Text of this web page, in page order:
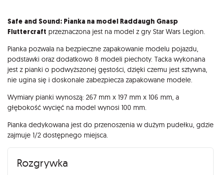
Opis
Safe and Sound: Pianka na model Raddaugh Gnasp
Fluttercraft przeznaczona jest na model z gry Star Wars Legion.
Pianka pozwala na bezpieczne zapakowanie modelu pojazdu,
podstawki oraz dodatkowo 8 modeli piechoty. Tacka wykonana
jest z pianki o podwyższonej gęstości, dzięki czemu jest sztywna,
nie ugina się i doskonale zabezpiecza zapakowane modele.
Wymiary pianki wynoszą: 267 mm x 197 mm x 106 mm, a
głębokość wycięć na model wynosi 100 mm.
Pianka dedykowana jest do przenoszenia w dużym pudełku, gdzie
zajmuje 1/2 dostępnego miejsca.
Rozgrywka